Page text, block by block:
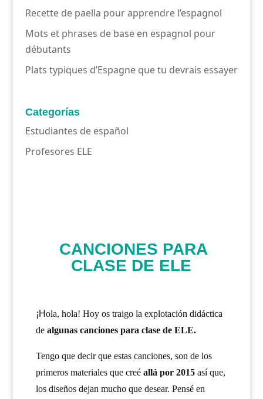
Recette de paella pour apprendre l’espagnol
Mots et phrases de base en espagnol pour
débutants
Plats typiques d’Espagne que tu devrais essayer
Categorías
Estudiantes de español
Profesores ELE
CANCIONES PARA
CLASE DE ELE
¡Hola, hola! Hoy os traigo la explotación didáctica
de algunas canciones para clase de ELE.
Tengo que decir que estas canciones, son de los
primeros materiales que creé allá por 2015así que,
los diseños dejan mucho que desear. Pensé en